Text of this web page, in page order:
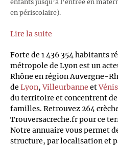
enfants jusqu’à l’entrée en
en périscolaire).
Lire la suite
Forte de 1 436 354 habitants
métropole de Lyon est un
Rhône en région Auvergne-
de Lyon,Villeurbanne et
du territoire et concentrent
familles. Retrouvez 264
Trouversacreche.fr pour ce
Notre annuaire vous permet
structure, par localisation et